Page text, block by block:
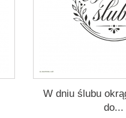
W dniu ślubu
do...